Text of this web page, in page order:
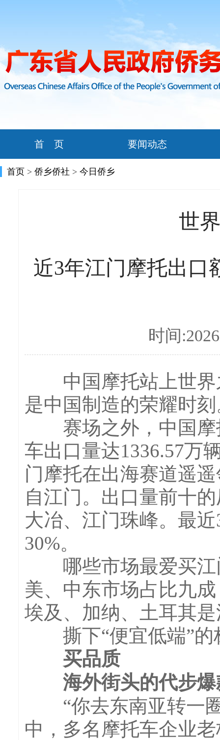
首 页 要闻动态
首页 > 侨乡侨社 > 今日侨乡
世
近3年江门摩托出口
时间
中国摩托站上世界
是中国制造的荣耀时
赛场之外，中国摩
车出口量达1336.57万
门摩托在出海赛道遥
自江门。出口量前十
大冶、江门珠峰。最
30%。
哪些市场最爱买江
美、中东市场占比九
埃及、加纳、土耳其
撕下“便宜低端”的
买品质
海外街头的代步爆
“你去东南亚转一圈
中，多名摩托车企业